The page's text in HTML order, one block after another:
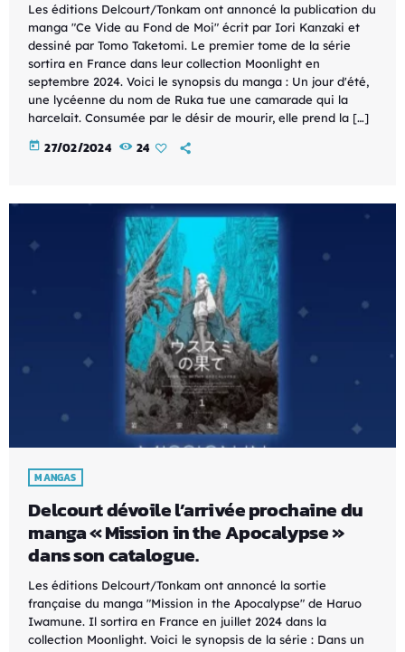
Les éditions Delcourt/Tonkam ont annoncé la publication du
manga "Ce Vide au Fond de Moi" écrit par Iori Kanzaki et
dessiné par Tomo Taketomi. Le premier tome de la série
sortira en France dans leur collection Moonlight en
septembre 2024. Voici le synopsis du manga : Un jour d'été,
une lycéenne du nom de Ruka tue une camarade qui la
harcelait. Consumée par le désir de mourir, elle prend la […]
today 27/02/2024 24
MANGAS
Delcourt dévoile l’arrivée prochaine du
manga « Mission in the Apocalypse »
dans son catalogue.
Les éditions Delcourt/Tonkam ont annoncé la sortie
française du manga "Mission in the Apocalypse" de Haruo
Iwamune. Il sortira en France en juillet 2024 dans la
collection Moonlight. Voici le synopsis de la série : Dans un